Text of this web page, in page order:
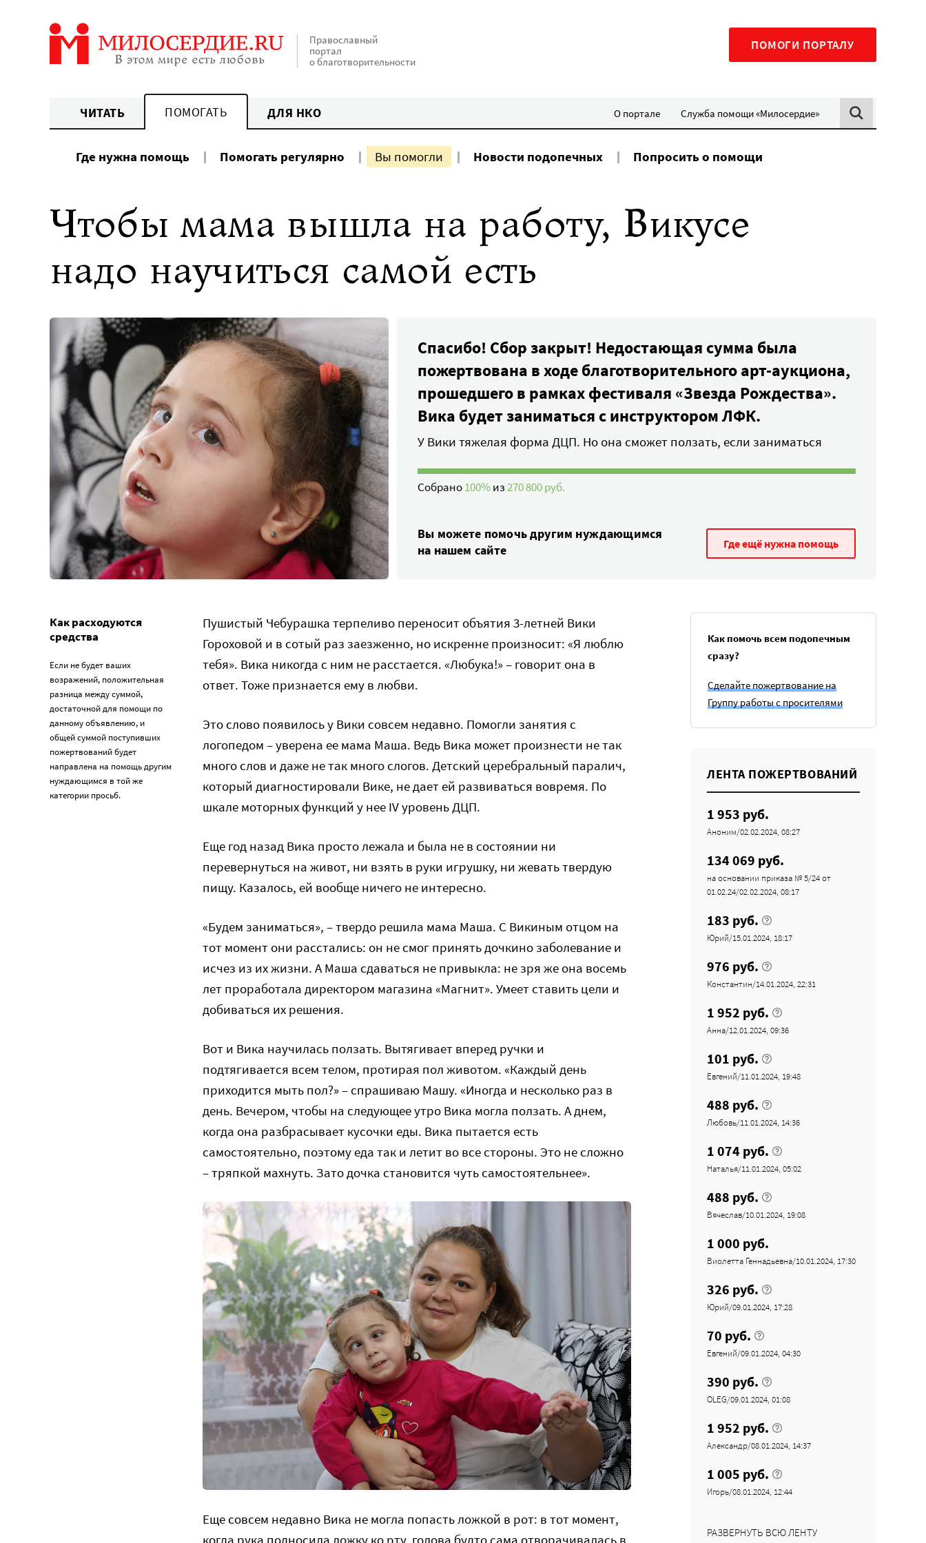
Православный
портал
о благотворительности
ПОМОГИ ПОРТАЛУ
ЧИТАТЬ ПОМОГАТЬ ДЛЯ НКО О портале Служба помощи «Милосердие»
Где нужна помощь Помогать регулярно Вы помогли Новости подопечных Попросить о помощи
Чтобы мама вышла на работу, Викусе
надо научиться самой есть
Спасибо! Сбор закрыт! Недостающая сумма была
пожертвована в ходе благотворительного арт-аукциона,
прошедшего в рамках фестиваля «Звезда Рождества».
Вика будет заниматься с инструктором ЛФК.
У Вики тяжелая форма ДЦП. Но она сможет ползать, если заниматься
Собрано100%из270 800 руб.
Вы можете помочь другим нуждающимся
на нашем сайте
Где ещё нужна помощь
Как расходуются
средства
Если не будет ваших
возражений, положительная
разница между суммой,
достаточной для помощи по
данному объявлению, и
общей суммой поступивших
пожертвований будет
направлена на помощь другим
нуждающимся в той же
категории просьб.
Пушистый Чебурашка терпеливо переносит объятия 3-летней Вики
Гороховой и в сотый раз заезженно, но искренне произносит: «Я люблю
тебя». Вика никогда с ним не расстается. «Любука!» – говорит она в
ответ. Тоже признается ему в любви.
Это слово появилось у Вики совсем недавно. Помогли занятия с
логопедом – уверена ее мама Маша. Ведь Вика может произнести не так
много слов и даже не так много слогов. Детский церебральный паралич,
который диагностировали Вике, не дает ей развиваться вовремя. По
шкале моторных функций у нее IV уровень ДЦП.
Еще год назад Вика просто лежала и была не в состоянии ни
перевернуться на живот, ни взять в руки игрушку, ни жевать твердую
пищу. Казалось, ей вообще ничего не интересно.
«Будем заниматься», – твердо решила мама Маша. С Викиным отцом на
тот момент они расстались: он не смог принять дочкино заболевание и
исчез из их жизни. А Маша сдаваться не привыкла: не зря же она восемь
лет проработала директором магазина «Магнит». Умеет ставить цели и
добиваться их решения.
Вот и Вика научилась ползать. Вытягивает вперед ручки и
подтягивается всем телом, протирая пол животом. «Каждый день
приходится мыть пол?» – спрашиваю Машу. «Иногда и несколько раз в
день. Вечером, чтобы на следующее утро Вика могла ползать. А днем,
когда она разбрасывает кусочки еды. Вика пытается есть
самостоятельно, поэтому еда так и летит во все стороны. Это не сложно
– тряпкой махнуть. Зато дочка становится чуть самостоятельнее».
Еще совсем недавно Вика не могла попасть ложкой в рот: в тот момент,
когда рука подносила ложку ко рту, голова будто сама отворачивалась в
Как помочь всем подопечным
сразу?
Сделайте пожертвование на
Группу работы с просителями
ЛЕНТА ПОЖЕРТВОВАНИЙ
1 953 руб.
Аноним/02.02.2024, 08:27
134 069 руб.
на основании приказа № 5/24 от
01.02.24/02.02.2024, 08:17
183 руб.
Юрий/15.01.2024, 18:17
976 руб.
Константин/14.01.2024, 22:31
1 952 руб.
Анна/12.01.2024, 09:36
101 руб.
Евгений/11.01.2024, 19:48
488 руб.
Любовь/11.01.2024, 14:36
1 074 руб.
Наталья/11.01.2024, 05:02
488 руб.
Вячеслав/10.01.2024, 19:08
1 000 руб.
Виолетта Геннадьевна/10.01.2024, 17:30
326 руб.
Юрий/09.01.2024, 17:28
70 руб.
Евгений/09.01.2024, 04:30
390 руб.
OLEG/09.01.2024, 01:08
1 952 руб.
Александр/08.01.2024, 14:37
1 005 руб.
Игорь/08.01.2024, 12:44
РАЗВЕРНУТЬ ВСЮ ЛЕНТУ